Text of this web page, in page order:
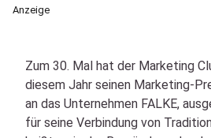
Anzeige
Zum 30. Mal hat der Marketing
diesem Jahr seinen Marketing-
an das Unternehmen FALKE,
für seine Verbindung von